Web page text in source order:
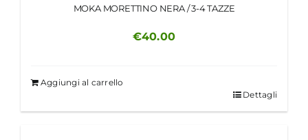
MOKA MORETTINO NERA / 3-4 TAZZE
€40.00
Aggiungi al carrello
Dettagli